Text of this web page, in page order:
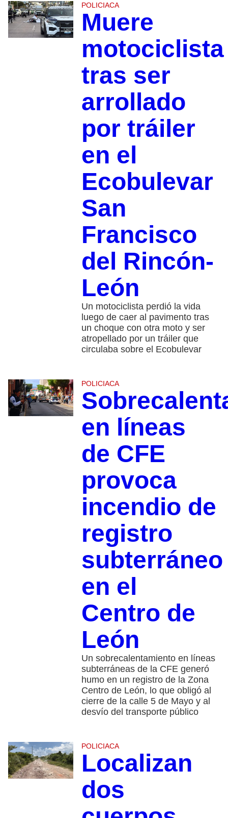
POLICIACA
Muere
motociclista
tras ser
arrollado
por tráiler
en el
Ecobulevar
San
Francisco
del Rincón-
León
Un motociclista perdió la vida
luego de caer al pavimento tras
un choque con otra moto y ser
atropellado por un tráiler que
circulaba sobre el Ecobulevar
POLICIACA
en líneas
de CFE
provoca
incendio de
registro
subterráneo
en el
Centro de
León
Un sobrecalentamiento en líneas
subterráneas de la CFE generó
humo en un registro de la Zona
Centro de León, lo que obligó al
cierre de la calle 5 de Mayo y al
desvío del transporte público
POLICIACA
Localizan
dos